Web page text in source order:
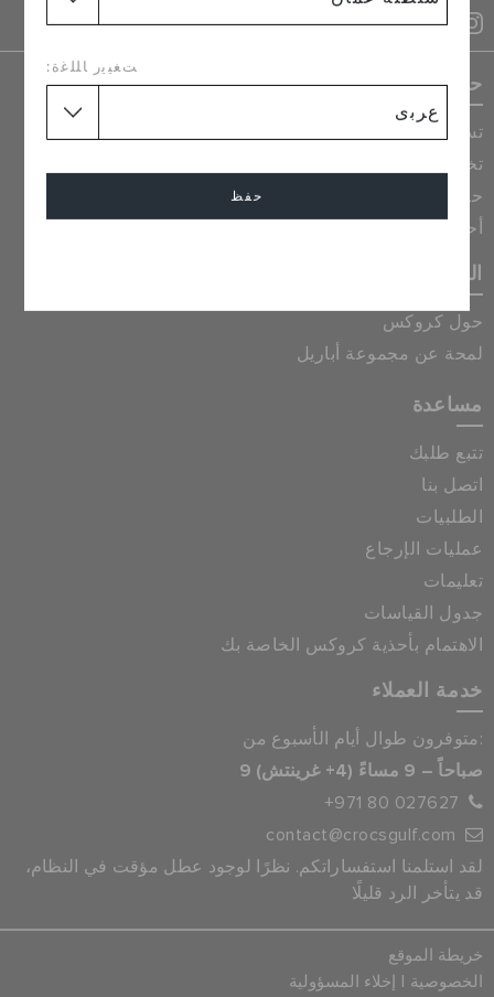
ﺖﻐﻴﻳﺭ ﺎﻠﻠﻏﺓ:
حفظ
خدمة العملاء
حصريات كروكس
تسوق الكل
تخفيضات وبضائع مخفضة
حصرياً عبر الانترنت
أحدث الصيحات
الشركة
حول كروكس
لمحة عن مجموعة أباريل
مساعدة
تتبع طلبك
اتصل بنا
الطلبيات
عمليات الإرجاع
تعليمات
جدول القياسات
الاهتمام بأحذية كروكس الخاصة بك
خدمة العملاء
متوفرون طوال أيام الأسبوع من:
9 صباحاً – 9 مساءً (4+ غرينتش)
+971 80 027627
contact@crocsgulf.com
لقد استلمنا استفساراتكم. نظرًا لوجود عطل مؤقت في النظام،
قد يتأخر الرد قليلًا
خريطة الموقع
الخصوصية | إخلاء المسؤولية